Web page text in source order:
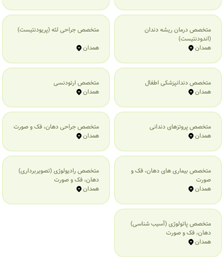
متخصص درمان ریشه دندان
(اندودنتیست)
همدان
متخصص جراحی لثه (پریودنتیست)
همدان
متخصص دندانپزشکی اطفال
همدان
متخصص ارتودنسی
همدان
متخصص پروتزهای دندانی
همدان
متخصص جراحی دهان، فک و صورت
همدان
متخصص بیماری‌ های دهان، فک و
صورت
همدان
متخصص رادیولوژی (تصویربرداری)
دهان، فک و صورت
همدان
متخصص پاتولوژی (آسیب شناسی)
دهان، فک و صورت
همدان